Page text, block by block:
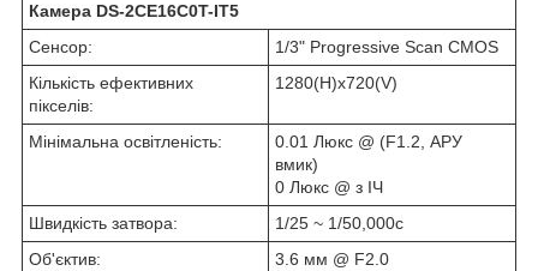
Камера DS-2CE16C0T-IT5
Сенсор:
1/3" Progressive Scan CMOS
Кількість ефективних
пікселів:
1280(H)х720(V)
Мінімальна освітленість:
0.01 Люкс @ (F1.2, АРУ
вмик)
0 Люкс @ з ІЧ
Швидкість затвора:
1/25 ~ 1/50,000с
Об'єктив:
3.6 мм @ F2.0